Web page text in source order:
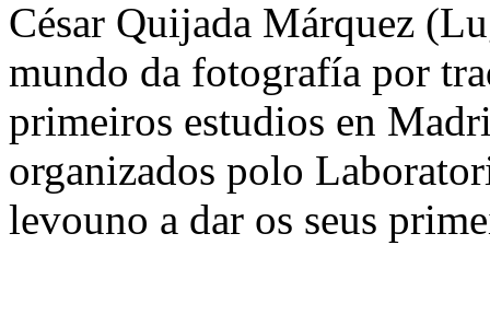
César Quijada Márquez
mundo da fotografía por
primeiros estudios en
organizados polo
levouno a dar os seus